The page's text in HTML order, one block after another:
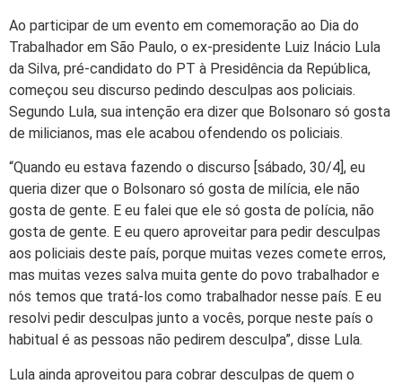
Ao participar de um evento em comemoração ao Dia do
Trabalhador em São Paulo, o ex-presidente Luiz Inácio Lula
da Silva, pré-candidato do PT à Presidência da República,
começou seu discurso pedindo desculpas aos policiais.
Segundo Lula, sua intenção era dizer que Bolsonaro só gosta
de milicianos, mas ele acabou ofendendo os policiais.
“Quando eu estava fazendo o discurso [sábado, 30/4], eu
queria dizer que o Bolsonaro só gosta de milícia, ele não
gosta de gente. E eu falei que ele só gosta de polícia, não
gosta de gente. E eu quero aproveitar para pedir desculpas
aos policiais deste país, porque muitas vezes comete erros,
mas muitas vezes salva muita gente do povo trabalhador e
nós temos que tratá-los como trabalhador nesse país. E eu
resolvi pedir desculpas junto a vocês, porque neste país o
habitual é as pessoas não pedirem desculpa”, disse Lula.
Lula ainda aproveitou para cobrar desculpas de quem o